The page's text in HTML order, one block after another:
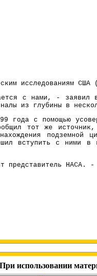
исследованиям
с нами, - заявил
из глубины в
года с помощью
тот же
вступить с ними
представитель
При использовании